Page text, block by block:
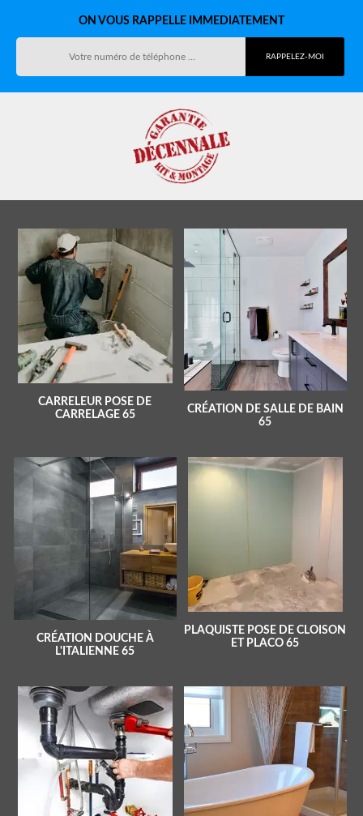
ON VOUS RAPPELLE IMMEDIATEMENT
CARRELEUR POSE DE
CARRELAGE 65
CRÉATION DE SALLE DE BAIN
65
CRÉATION DOUCHE À
L'ITALIENNE 65
PLAQUISTE POSE DE CLOISON
ET PLACO 65